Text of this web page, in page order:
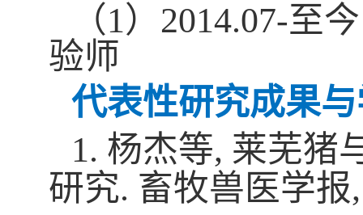
（1）2014.07-至
验师
代表性研究成果
1. 杨杰等, 莱芜猪
研究. 畜牧兽医学报